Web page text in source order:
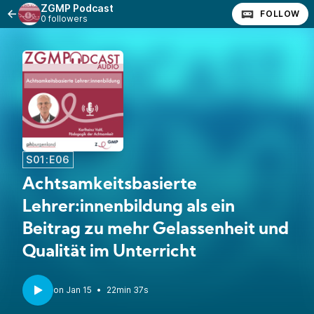
ZGMP Podcast
0 followers FOLLOW
S01:E06
Achtsamkeitsbasierte
Lehrer:innenbildung als ein
Beitrag zu mehr Gelassenheit und
Qualität im Unterricht
• 22min 37s